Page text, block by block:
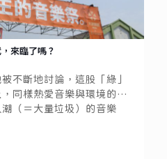
來臨了嗎？
不斷地討論，這股「綠」
同樣熱愛音樂與環境的人
（＝大量垃圾）的音樂
、讓音樂盛事永續發展？
環保精神著稱，美國最大